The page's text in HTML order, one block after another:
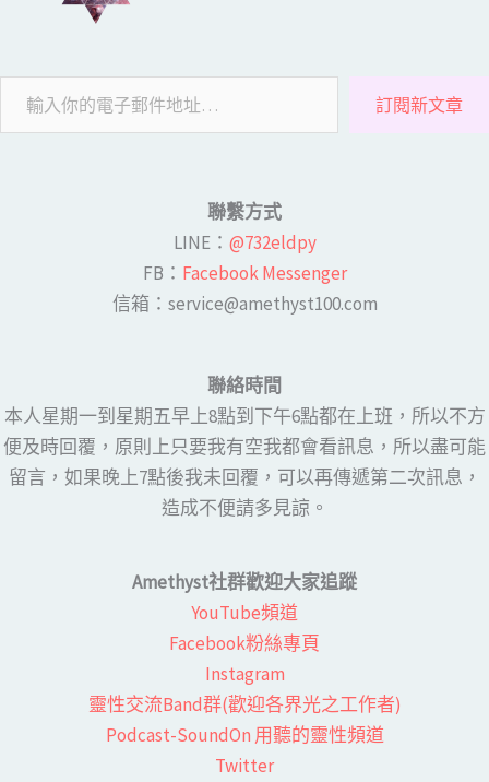
訂閱新文章
聯繫方式
LINE​： @732eldpy
FB：​ Facebook Messenger
​​信箱：service@amethyst100.com
聯絡時間
本人星期一到星期五早上8點到下午6點都在上班，所以不方
便及時回覆，原則上只要我有空我都會看訊息，所以盡可能
留言，如果晚上7點後我未回覆，可以再傳遞第二次訊息，
造成不便請多見諒。
Amethyst社群歡迎大家追蹤
YouTube頻道
Facebook粉絲專頁​
Instagram
靈性交流Band群(歡迎各界光之工作者)​
Podcast-SoundOn 用聽的靈性頻道
​Twitter